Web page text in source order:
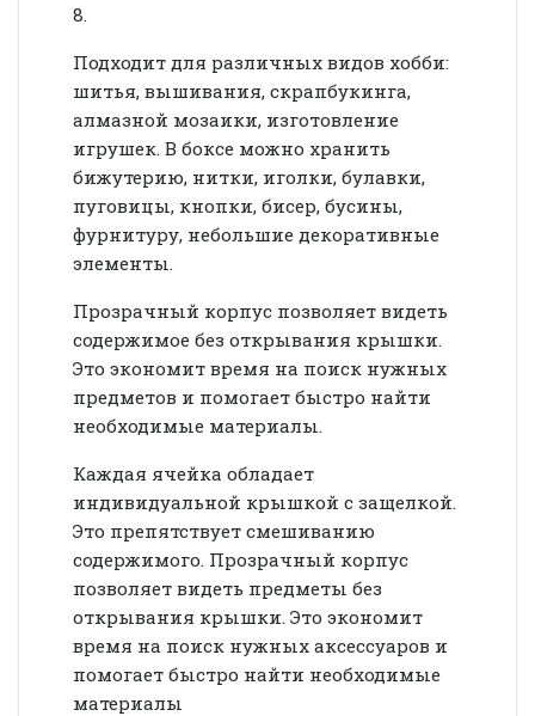
8.
Подходит для различных видов хобби:
шитья, вышивания, скрапбукинга,
алмазной мозаики, изготовление
игрушек. В боксе можно хранить
бижутерию, нитки, иголки, булавки,
пуговицы, кнопки, бисер, бусины,
фурнитуру, небольшие декоративные
элементы.
Прозрачный корпус позволяет видеть
содержимое без открывания крышки.
Это экономит время на поиск нужных
предметов и помогает быстро найти
необходимые материалы.
Каждая ячейка обладает
индивидуальной крышкой с защелкой.
Это препятствует смешиванию
содержимого. Прозрачный корпус
позволяет видеть предметы без
открывания крышки. Это экономит
время на поиск нужных аксессуаров и
помогает быстро найти необходимые
материалы